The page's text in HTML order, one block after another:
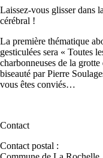
Laissez-vous glisser dans
cérébral !
La première thématique
gesticulées sera « Toutes
charbonneuses de la
biseauté par Pierre
vous êtes conviés…
Contact
Contact postal :